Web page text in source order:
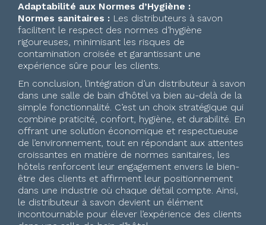
Adaptabilité aux Normes d’Hygiène :
Normes sanitaires : Les distributeurs à savon
facilitent le respect des normes d’hygiène
rigoureuses, minimisant les risques de
contamination croisée et garantissant une
expérience sûre pour les clients.
En conclusion, l’intégration d’un distributeur à savon
dans une salle de bain d’hôtel va bien au-delà de la
simple fonctionnalité. C’est un choix stratégique qui
combine praticité, confort, hygiène, et durabilité. En
offrant une solution économique et respectueuse
de l’environnement, tout en répondant aux attentes
croissantes en matière de normes sanitaires, les
hôtels renforcent leur engagement envers le bien-
être des clients et affirment leur positionnement
dans une industrie où chaque détail compte. Ainsi,
le distributeur à savon devient un élément
incontournable pour élever l’expérience des clients